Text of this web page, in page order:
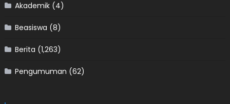
Akademik(4)
Beasiswa (8)
Berita (1,263)
Pengumuman (62)